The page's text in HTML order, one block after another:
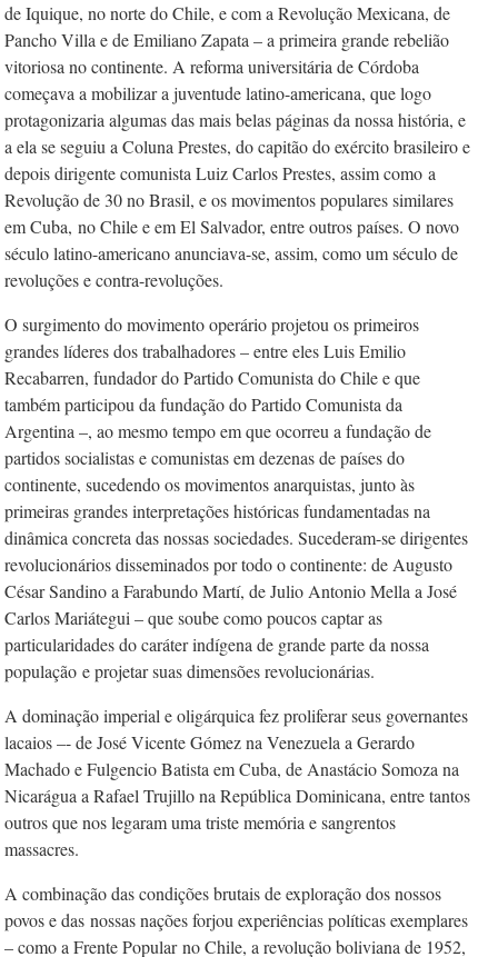
de Iquique, no norte do Chile, e com a Revolução Mexicana, de
Pancho Villa e de Emiliano Zapata – a primeira grande rebelião
vitoriosa no continente. A reforma universitária de Córdoba
começava a mobilizar a juventude latino-americana, que logo
protagonizaria algumas das mais belas páginas da nossa história, e
a ela se seguiu a Coluna Prestes, do capitão do exército brasileiro e
depois dirigente comunista Luiz Carlos Prestes, assim como a
Revolução de 30 no Brasil, e os movimentos populares similares
em Cuba, no Chile e em El Salvador, entre outros países. O novo
século latino-americano anunciava-se, assim, como um século de
revoluções e contra-revoluções.
O surgimento do movimento operário projetou os primeiros
grandes líderes dos trabalhadores – entre eles Luis Emilio
Recabarren, fundador do Partido Comunista do Chile e que
também participou da fundação do Partido Comunista da
Argentina –, ao mesmo tempo em que ocorreu a fundação de
partidos socialistas e comunistas em dezenas de países do
continente, sucedendo os movimentos anarquistas, junto às
primeiras grandes interpretações históricas fundamentadas na
dinâmica concreta das nossas sociedades. Sucederam-se dirigentes
revolucionários disseminados por todo o continente: de Augusto
César Sandino a Farabundo Martí, de Julio Antonio Mella a José
Carlos Mariátegui – que soube como poucos captar as
particularidades do caráter indígena de grande parte da nossa
população e projetar suas dimensões revolucionárias.
A dominação imperial e oligárquica fez proliferar seus governantes
lacaios –- de José Vicente Gómez na Venezuela a Gerardo
Machado e Fulgencio Batista em Cuba, de Anastácio Somoza na
Nicarágua a Rafael Trujillo na República Dominicana, entre tantos
outros que nos legaram uma triste memória e sangrentos
massacres.
A combinação das condições brutais de exploração dos nossos
povos e das nossas nações forjou experiências políticas exemplares
– como a Frente Popularno Chile, a revolução boliviana de 1952,